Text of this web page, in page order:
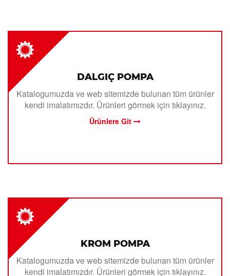
DALGIÇ POMPA
Katalogumuzda ve web sitemizde bulunan tüm ürünler
kendi imalatımızdır. Ürünleri görmek için tıklayınız.
Ürünlere Git
KROM POMPA
Katalogumuzda ve web sitemizde bulunan tüm ürünler
kendi imalatımızdır. Ürünleri görmek için tıklayınız.